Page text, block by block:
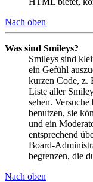
Nach oben
Was sind Smileys?
Smileys sind
ein Gefühl
kurzen Code, z.
Liste aller
sehen.
benutzen, sie
und ein
entsprechend
Board-
begrenzen, die
Nach oben